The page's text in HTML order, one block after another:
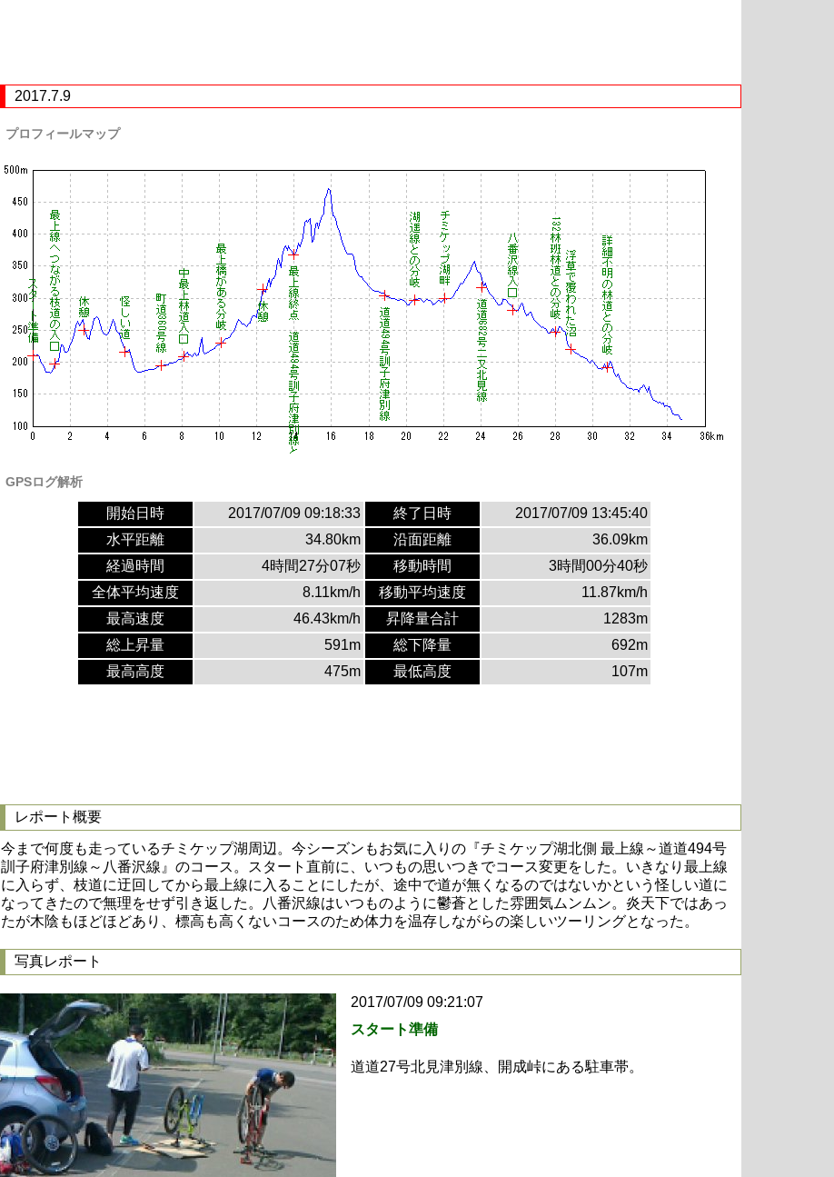
2017.7.9
プロフィールマップ
GPSログ解析
開始日時 2017/07/09 09:18:33 終了日時
2017/07/09 13:45:40
水平距離
34.80km 沿面距離
36.09km
経過時間
4時間27分07秒 移動時間
3時間00分40秒
全体平均速度
8.11km/h 移動平均速度
11.87km/h
最高速度
46.43km/h 昇降量合計
1283m
総上昇量
591m 総下降量
692m
最高高度
475m 最低高度 107m
レポート概要
今まで何度も走っているチミケップ湖周辺。今シーズンもお気に入りの『チミケップ湖北側 最上線～道道494号
訓子府津別線～八番沢線』のコース。スタート直前に、いつもの思いつきでコース変更をした。いきなり最上線
に入らず、枝道に迂回してから最上線に入ることにしたが、途中で道が無くなるのではないかという怪しい道に
なってきたので無理をせず引き返した。八番沢線はいつものように鬱蒼とした雰囲気ムンムン。炎天下ではあっ
たが木陰もほどほどあり、標高も高くないコースのため体力を温存しながらの楽しいツーリングとなった。
写真レポート
2017/07/09 09:21:07
スタート準備
道道27号北見津別線、開成峠にある駐車帯。